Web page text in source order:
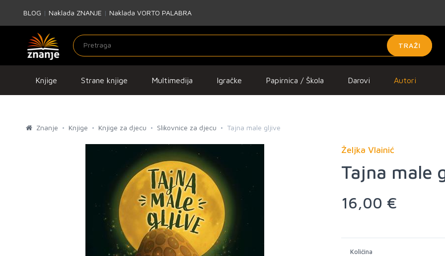
BLOG | Naklada ZNANJE | Naklada VORTO PALABRA
TRAŽI
Knjige Strane knjige Multimedija Igračke Papirnica / Škola Darovi Autori
Znanje Knjige Knjige za djecu Slikovnice za djecu Tajna male gljive
Željka Vlainić
Tajna male
16,00 €
Količina